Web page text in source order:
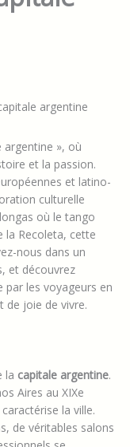
argentine
», où
et la passion.
et latino-
culturelle
où le tango
la Recoleta, cette
nous dans un
et découvrez
les voyageurs en
de joie de vivre.
la capitale argentine.
Aires au XIXe
la ville.
de véritables salons